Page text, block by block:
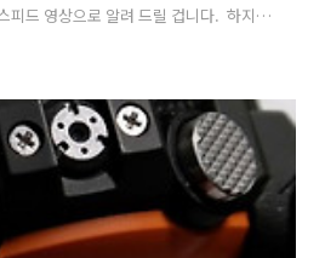
피드 영상으로 알려 드릴 겁니다. ​ 하지
되시는 분들이 계실 것 같아서 재생 속
걸림;)에 만들다 보니 다소 영상 퀄리티가
막 맞춤법도 엉망입니다.) ​ 모바일 링크
습니다. ​ 이번은 가장 기본적으로 시계만
일 기능은 신경도 안 쓰시는 분들도 계시
만 설정 방법..